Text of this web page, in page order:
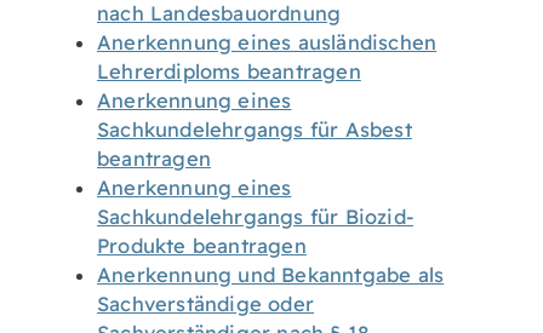
nach Landesbauordnung
Anerkennung eines ausländischen
Lehrerdiploms beantragen
Anerkennung eines
Sachkundelehrgangs für Asbest
beantragen
Anerkennung eines
Sachkundelehrgangs für Biozid-
Produkte beantragen
Anerkennung und Bekanntgabe als
Sachverständige oder